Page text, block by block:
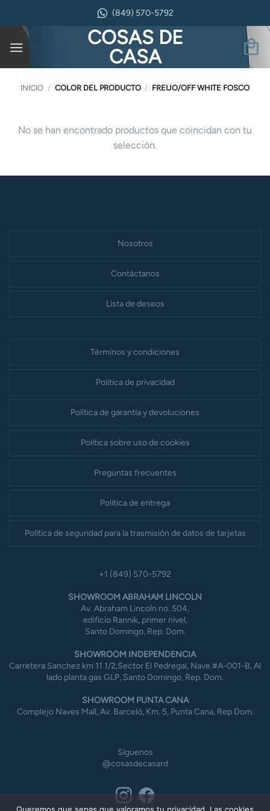
contenido
(849) 570-5792
COSAS DE
CASA
INICIO / COLOR DEL PRODUCTO / FREIJO/OFF WHITE FOSCO
No se han encontrado productos que coincidan con tu
selección.
Nosotros
Contáctanos
Lista de deseos
Términos y condiciones
Política de privacidad
Política de garantía y devoluciones
Política sobre uso de cookies
Preguntas frecuentes
Política de entrega
Política de seguridad para la trasmisión de datos de tarjetas
+1 (849) 570-5792
SHOWROOM ABRAHAM LINCOLN
Av. Abraham Lincoln no. 504,
edificio Rannik, primer nivel,
Santo Domingo, Rep. Dom.
SHOWROOM INDEPENDENCIA
Carretera Sanchez km 11 1/2,Sector El Pedregal, Nave #A-001-B, Al
lado planta gas GLP, Santo Domingo, Rep. Dom.
SHOWROOM PUNTA CANA
Complejo Naves Mall, Av. Barceló, Km. 5, Punta Cana, Rep Dom.
Síguenos
@cosasdecasard
Queremos que sepas que valoramos tu privacidad. Las cookies